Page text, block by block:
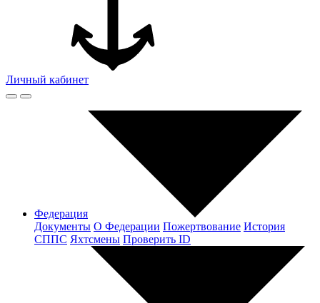
Личный кабинет
Федерация
Документы О Федерации Пожертвование История
СППС Яхтсмены Проверить ID